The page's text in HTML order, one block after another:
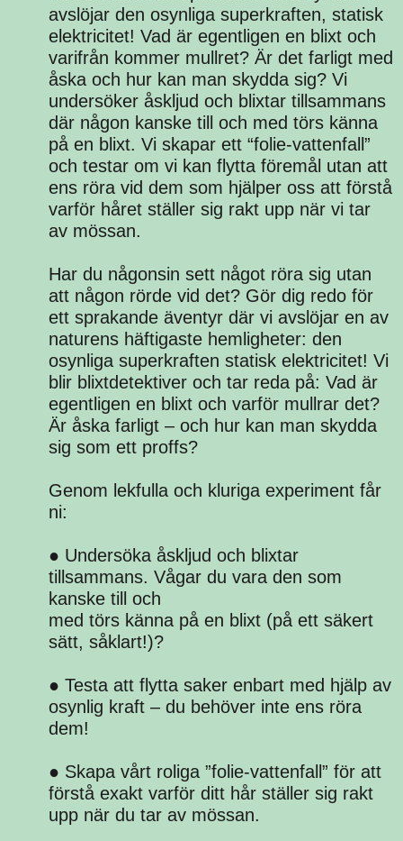
avslöjar den osynliga superkraften, statisk
elektricitet! Vad är egentligen en blixt och
varifrån kommer mullret? Är det farligt med
åska och hur kan man skydda sig? Vi
undersöker åskljud och blixtar tillsammans
där någon kanske till och med törs känna
på en blixt. Vi skapar ett “folie-vattenfall”
och testar om vi kan flytta föremål utan att
ens röra vid dem som hjälper oss att förstå
varför håret ställer sig rakt upp när vi tar
av mössan.
Har du någonsin sett något röra sig utan
att någon rörde vid det? Gör dig redo för
ett sprakande äventyr där vi avslöjar en av
naturens häftigaste hemligheter: den
osynliga superkraften statisk elektricitet! Vi
blir blixtdetektiver och tar reda på: Vad är
egentligen en blixt och varför mullrar det?
Är åska farligt – och hur kan man skydda
sig som ett proffs?
Genom lekfulla och kluriga experiment får
ni:
● Undersöka åskljud och blixtar
tillsammans. Vågar du vara den som
kanske till och
med törs känna på en blixt (på ett säkert
sätt, såklart!)?
● Testa att flytta saker enbart med hjälp av
osynlig kraft – du behöver inte ens röra
dem!
● Skapa vårt roliga ”folie-vattenfall” för att
förstå exakt varför ditt hår ställer sig rakt
upp när du tar av mössan.